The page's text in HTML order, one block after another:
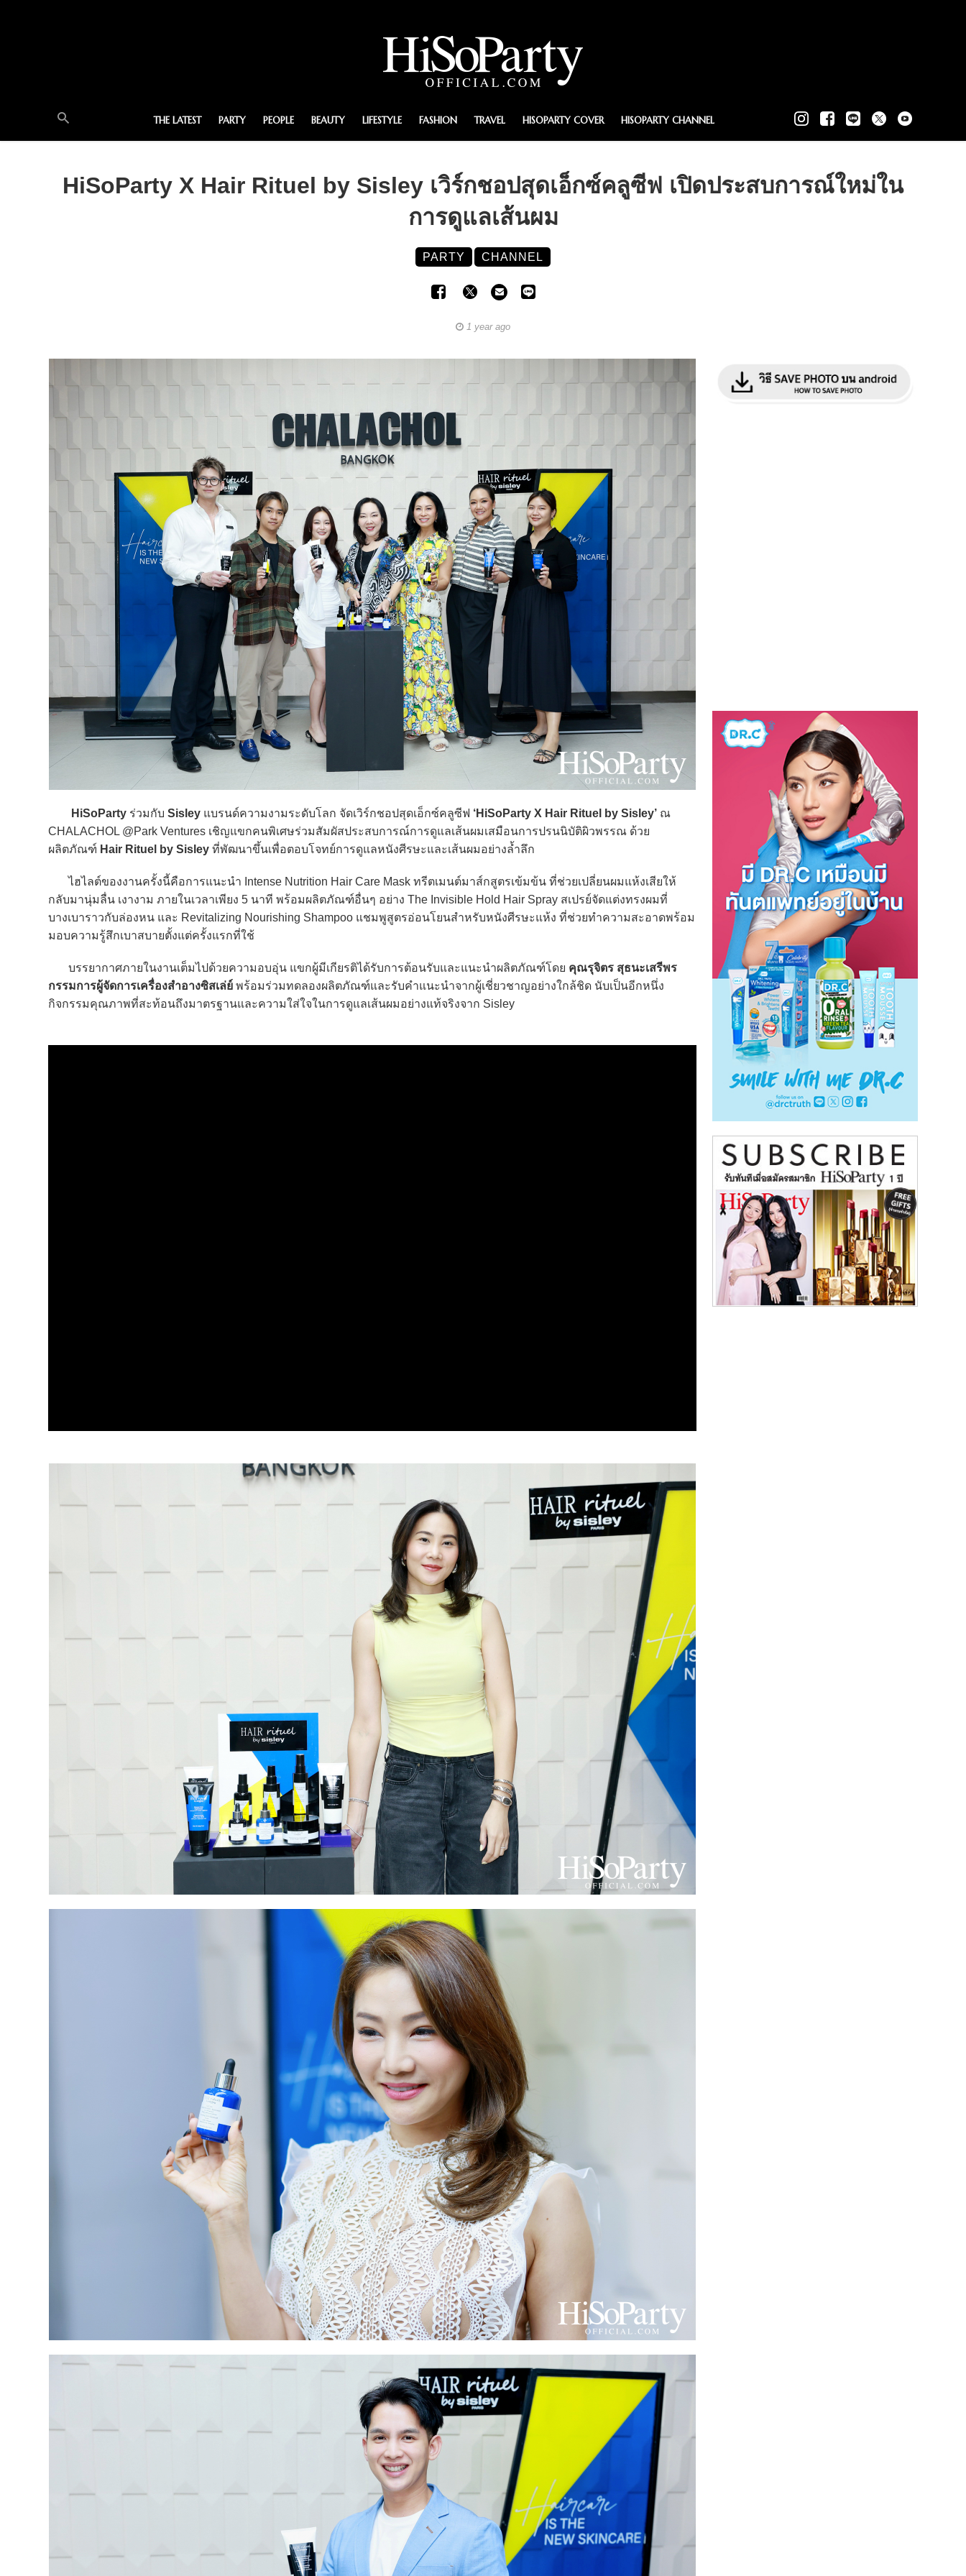
THE LATEST PARTY PEOPLE BEAUTY LIFESTYLE FASHION TRAVEL HISOPARTY COVER HISOPARTY CHANNEL
HiSoParty X Hair Rituel by Sisley เวิร์กชอปสุดเอ็กซ์คลูซีฟ เปิดประสบการณ์ใหม่ใน
การดูแลเส้นผม
PARTY CHANNEL
1 year ago
HiSoParty ร่วมกับ Sisley แบรนด์ความงามระดับโลก จัดเวิร์กชอปสุดเอ็กซ์คลูซีฟ ‘HiSoParty X Hair Rituel by Sisley’ ณ
CHALACHOL @Park Ventures เชิญแขกคนพิเศษร่วมสัมผัสประสบการณ์การดูแลเส้นผมเสมือนการปรนนิบัติผิวพรรณ ด้วย
ผลิตภัณฑ์ Hair Rituel by Sisley ที่พัฒนาขึ้นเพื่อตอบโจทย์การดูแลหนังศีรษะและเส้นผมอย่างล้ำลึก
ไฮไลต์ของงานครั้งนี้คือการแนะนำ Intense Nutrition Hair Care Mask ทรีตเมนต์มาส์กสูตรเข้มข้น ที่ช่วยเปลี่ยนผมแห้งเสียให้
กลับมานุ่มลื่น เงางาม ภายในเวลาเพียง 5 นาที พร้อมผลิตภัณฑ์อื่นๆ อย่าง The Invisible Hold Hair Spray สเปรย์จัดแต่งทรงผมที่
บางเบาราวกับล่องหน และ Revitalizing Nourishing Shampoo แชมพูสูตรอ่อนโยนสำหรับหนังศีรษะแห้ง ที่ช่วยทำความสะอาดพร้อม
มอบความรู้สึกเบาสบายตั้งแต่ครั้งแรกที่ใช้
บรรยากาศภายในงานเต็มไปด้วยความอบอุ่น แขกผู้มีเกียรติได้รับการต้อนรับและแนะนำผลิตภัณฑ์โดย คุณรุจิตร สุธนะเสรีพร
กรรมการผู้จัดการเครื่องสำอางซิสเล่ย์ พร้อมร่วมทดลองผลิตภัณฑ์และรับคำแนะนำจากผู้เชี่ยวชาญอย่างใกล้ชิด นับเป็นอีกหนึ่ง
กิจกรรมคุณภาพที่สะท้อนถึงมาตรฐานและความใส่ใจในการดูแลเส้นผมอย่างแท้จริงจาก Sisley